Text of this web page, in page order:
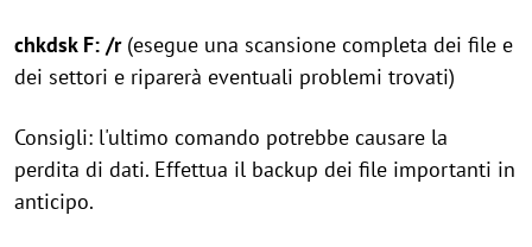
chkdsk F: /r(esegue una scansione completa dei file e
dei settori e riparerà eventuali problemi trovati)
Consigli: l'ultimo comando potrebbe causare la
perdita di dati. Effettua il backup dei file importanti in
anticipo.